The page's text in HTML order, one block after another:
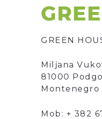
GREEN
Miljana
81000
Montenegro
Mob: + 382